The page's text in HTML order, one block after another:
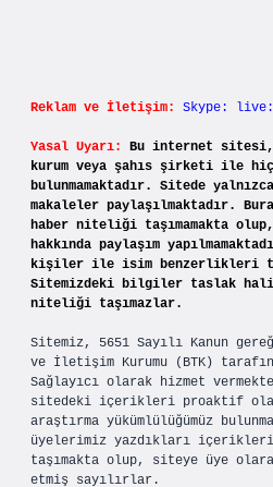
Reklam ve İletişim: Skype:
Yasal Uyarı:
Bu internet sitesi,
kurum veya şahıs şirketi ile
bulunmamaktadır. Sitede
makaleler paylaşılmaktadır.
haber niteliği taşımamakta
hakkında paylaşım
kişiler ile isim benzerlikleri
Sitemizdeki bilgiler taslak
niteliği taşımazlar.
Sitemiz, 5651 Sayılı Kanun
ve İletişim Kurumu (BTK)
Sağlayıcı olarak hizmet
sitedeki içerikleri proaktif
araştırma yükümlülüğümüz
üyelerimiz yazdıkları
taşımakta olup, siteye üye
etmiş sayılırlar.